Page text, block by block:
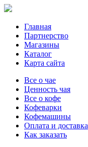
Главная
Партнерство
Магазины
Каталог
Карта сайта
Все о чае
Ценность чая
Все о кофе
Кофеварки
Кофемашины
Оплата и доставка
Как заказать